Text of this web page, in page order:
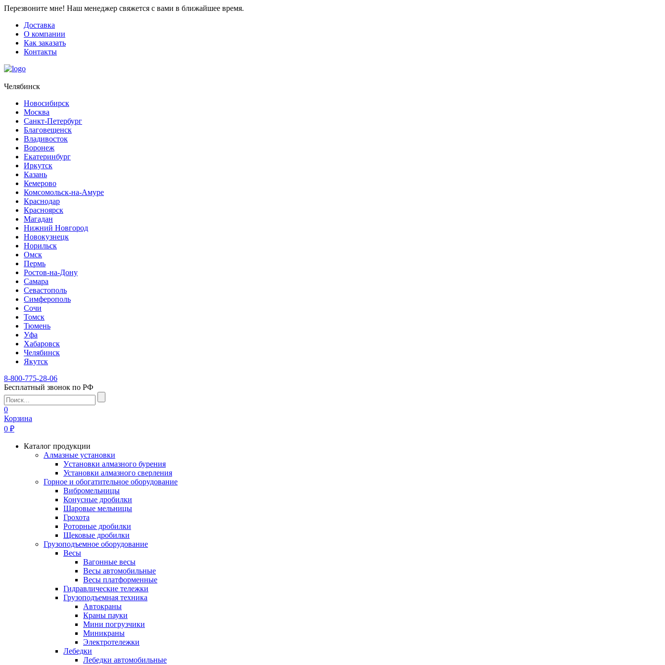
Перезвоните мне! Наш менеджер свяжется с вами в ближайшее время.
Доставка
О компании
Как заказать
Контакты
Челябинск
Новосибирск
Москва
Санкт-Петербург
Благовещенск
Владивосток
Воронеж
Екатеринбург
Иркутск
Казань
Кемерово
Комсомольск-на-Амуре
Краснодар
Красноярск
Магадан
Нижний Новгород
Новокузнецк
Норильск
Омск
Пермь
Ростов-на-Дону
Самара
Севастополь
Симферополь
Сочи
Томск
Тюмень
Уфа
Хабаровск
Челябинск
Якутск
8-800-775-28-06
Бесплатный звонок по РФ
0
Корзина
0 ₽
Каталог продукции
Алмазные установки
Уcтановки алмазного бурения
Установки алмазного сверления
Горное и обогатительное оборудование
Вибромельницы
Конусные дробилки
Шаровые мельницы
Грохота
Роторные дробилки
Щековые дробилки
Грузоподъемное оборудование
Весы
Вагонные весы
Весы автомобильные
Весы платформенные
Гидравлические тележки
Грузоподъемная техника
Автокраны
Краны пауки
Мини погрузчики
Миникраны
Электротележки
Лебедки
Лебедки автомобильные